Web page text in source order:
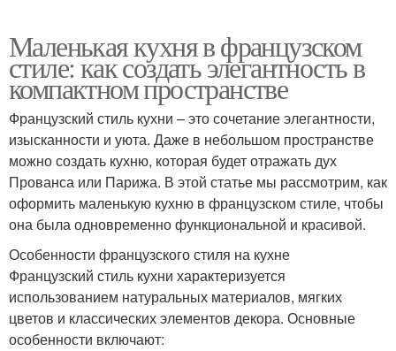
Маленькая кухня в французском
стиле: как создать элегантность в
компактном пространстве
Французский стиль кухни – это сочетание элегантности,
изысканности и уюта. Даже в небольшом пространстве
можно создать кухню, которая будет отражать дух
Прованса или Парижа. В этой статье мы рассмотрим, как
оформить маленькую кухню в французском стиле, чтобы
она была одновременно функциональной и красивой.
Особенности французского стиля на кухне
Французский стиль кухни характеризуется
использованием натуральных материалов, мягких
цветов и классических элементов декора. Основные
особенности включают: